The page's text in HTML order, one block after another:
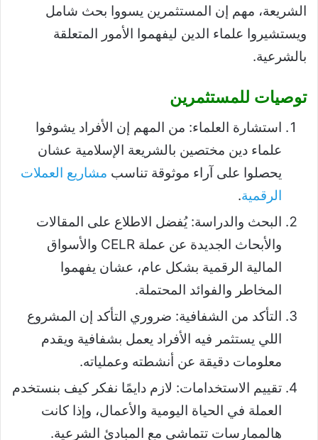
الشريعة، مهم إن المستثمرين يسووا بحث شامل
ويستشيروا علماء الدين ليفهموا الأمور المتعلقة
بالشرعية.
توصيات للمستثمرين
استشارة العلماء: من المهم إن الأفراد يشوفوا
علماء دين مختصين بالشريعة الإسلامية عشان
يحصلوا على آراء موثوقة تناسب مشاريع العملات
الرقمية.
البحث والدراسة: يُفضل الاطلاع على المقالات
والأبحاث الجديدة عن عملة CELR والأسواق
المالية الرقمية بشكل عام، عشان يفهموا
المخاطر والفوائد المحتملة.
التأكد من الشفافية: ضروري التأكد إن المشروع
اللي يستثمر فيه الأفراد يعمل بشفافية ويقدم
معلومات دقيقة عن أنشطته وعملياته.
تقييم الاستخدامات: لازم دايمًا نفكر كيف بنستخدم
العملة في الحياة اليومية والأعمال، وإذا كانت
هالممارسات تتماشى مع المبادئ الشرعية.